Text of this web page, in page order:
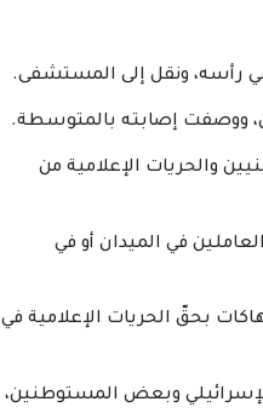
رأسه، ونقل إلى المستشفى.
ووصفت إصابته بالمتوسطة.
والحريات الإعلامية من
بحق الإعلاميين العاملين في الميدان أو في
بحقّ الحريات الإعلامية في
9 صحفيين من قبل الجيش الإسرائيلي وبعض المستوطنين،